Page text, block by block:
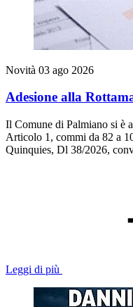
Novità 03 ago 2026
Adesione alla
Il Comune di Palmiano si è
Articolo 1, commi da 82 a
Quinquies, Dl 38/2026,
Leggi di più